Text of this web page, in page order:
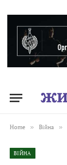
Home » Війна »
ВІЙНА